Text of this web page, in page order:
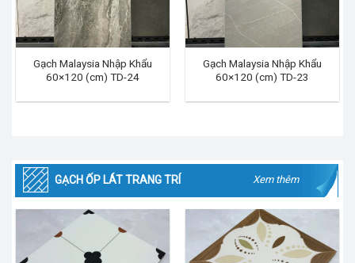
Gạch Malaysia Nhập Khẩu
60×120 (cm) TD-24
Gạch Malaysia Nhập Khẩu
60×120 (cm) TD-23
GẠCH ỐP LÁT TRANG TRÍ Xem thêm